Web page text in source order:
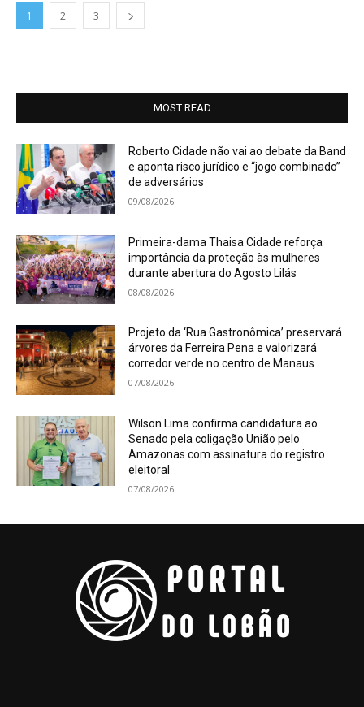
1 2 3
MOST READ
Roberto Cidade não vai ao debate da Band
e aponta risco jurídico e “jogo combinado”
de adversários
09/08/2026
Primeira-dama Thaisa Cidade reforça
importância da proteção às mulheres
durante abertura do Agosto Lilás
08/08/2026
Projeto da ‘Rua Gastronômica’ preservará
árvores da Ferreira Pena e valorizará
corredor verde no centro de Manaus
07/08/2026
Wilson Lima confirma candidatura ao
Senado pela coligação União pelo
Amazonas com assinatura do registro
eleitoral
07/08/2026